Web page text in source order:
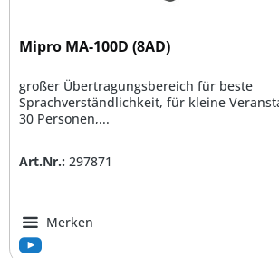
Mipro MA-100D (8AD)
großer Übertragungsbereich für beste
Sprachverständlichkeit, für kleine
30 Personen,...
Art.Nr.: 297871
Merken